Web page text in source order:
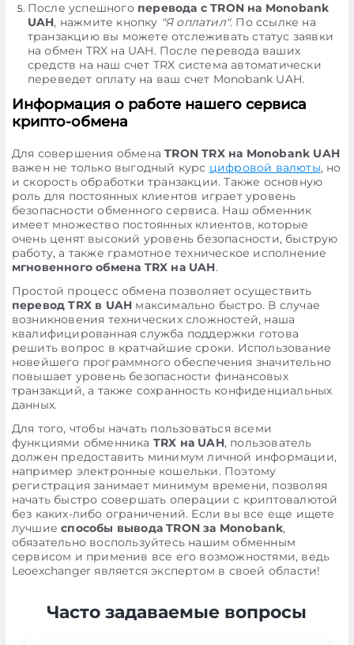
После успешного перевода с TRON на Monobank
UAH, нажмите кнопку "Я оплатил". По ссылке на
транзакцию вы можете отслеживать статус заявки
на обмен TRX на UAH. После перевода ваших
средств на наш счет TRX система автоматически
переведет оплату на ваш счет Monobank UAH.
Информация о работе нашего сервиса
крипто-обмена
Для совершения обменаTRON TRX на Monobank UAH
важен не только выгодный курс цифровой валюты, но
и скорость обработки транзакции. Также основную
роль для постоянных клиентов играет уровень
безопасности обменного сервиса. Наш обменник
имеет множество постоянных клиентов, которые
очень ценят высокий уровень безопасности, быструю
работу, а также грамотное техническое исполнение
мгновенного обмена TRX на UAH.
Простой процесс обмена позволяет осуществить
перевод TRX в UAH максимально быстро. В случае
возникновения технических сложностей, наша
квалифицированная служба поддержки готова
решить вопрос в кратчайшие сроки. Использование
новейшего программного обеспечения значительно
повышает уровень безопасности финансовых
транзакций, а также сохранность конфиденциальных
данных.
Для того, чтобы начать пользоваться всеми
функциями обменника TRX на UAH, пользователь
должен предоставить минимум личной информации,
например электронные кошельки. Поэтому
регистрация занимает минимум времени, позволяя
начать быстро совершать операции с криптовалютой
без каких-либо ограничений. Если вы все еще ищете
лучшиеспособы вывода TRON за Monobank,
обязательно воспользуйтесь нашим обменным
сервисом и применив все его возможностями, ведь
Leoexchanger является экспертом в своей области!
Часто задаваемые вопросы